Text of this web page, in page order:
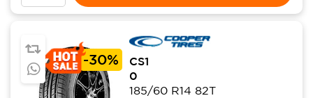
-30%
CS1
0
185/60 R14 82T